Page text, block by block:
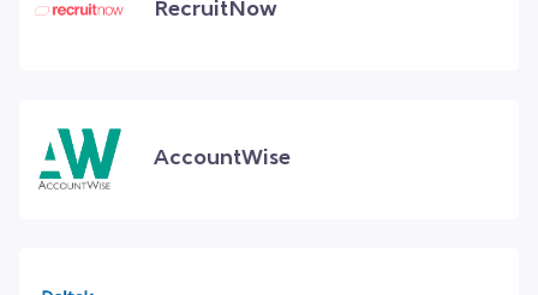
RecruitNow
AccountWise